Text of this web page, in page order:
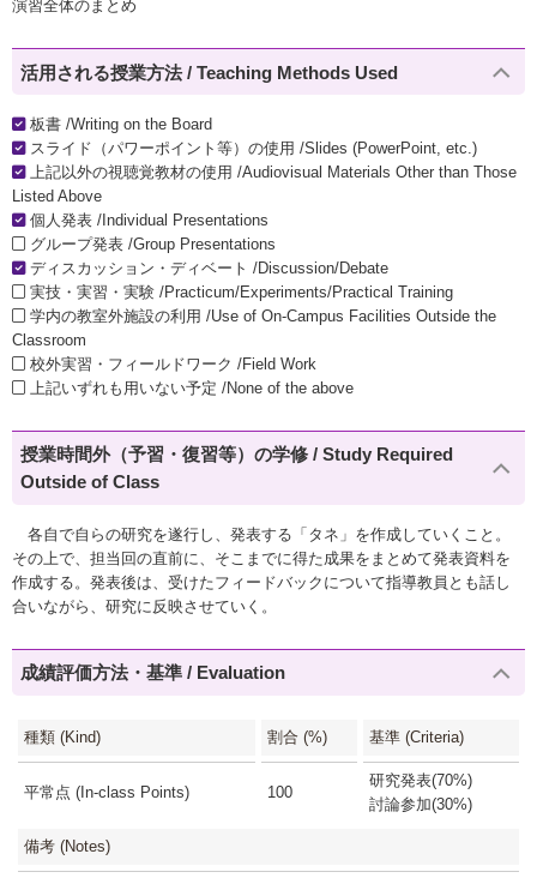
演習全体のまとめ
活用される授業方法 / Teaching Methods Used
板書 /Writing on the Board
スライド（パワーポイント等）の使用 /Slides (PowerPoint, etc.)
上記以外の視聴覚教材の使用 /Audiovisual Materials Other than Those
Listed Above
個人発表 /Individual Presentations
グループ発表 /Group Presentations
ディスカッション・ディベート /Discussion/Debate
実技・実習・実験 /Practicum/Experiments/Practical Training
学内の教室外施設の利用 /Use of On-Campus Facilities Outside the
Classroom
校外実習・フィールドワーク /Field Work
上記いずれも用いない予定 /None of the above
授業時間外（予習・復習等）の学修 / Study Required
Outside of Class
各自で自らの研究を遂行し、発表する「タネ」を作成していくこと。
その上で、担当回の直前に、そこまでに得た成果をまとめて発表資料を
作成する。発表後は、受けたフィードバックについて指導教員とも話し
合いながら、研究に反映させていく。
成績評価方法・基準 / Evaluation
種類 (Kind) 割合 (%) 基準 (Criteria)
平常点 (In-class Points) 100
研究発表(70%)
討論参加(30%)
備考 (Notes)